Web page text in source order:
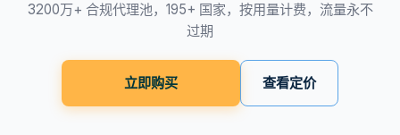
3200万+ 合规代理池，195+ 国家，按用量计费，流量永不
过期
立即购买 查看定价